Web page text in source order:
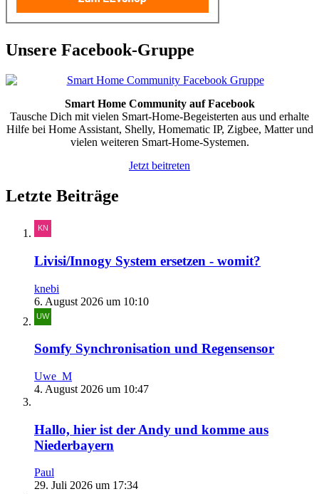
Unsere Facebook-Gruppe
Smart Home Community auf Facebook
Tausche Dich mit vielen Smart-Home-Begeisterten aus und erhalte
Hilfe bei Home Assistant, Shelly, Homematic IP, Zigbee, Matter und
vielen weiteren Smart-Home-Systemen.
Jetzt beitreten
Letzte Beiträge
Livisi/Innogy System ersetzen - womit?
knebi
6. August 2026 um 10:10
Somfy Synchronisation und Regensensor
Uwe_M
4. August 2026 um 10:47
Hallo, hier ist der Andy und komme aus
Niederbayern
Paul
29. Juli 2026 um 17:34